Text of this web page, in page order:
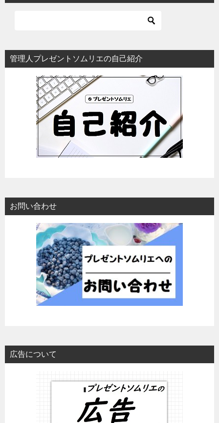
管理人プレゼントソムリエの自己紹介
お問い合わせ
広告について